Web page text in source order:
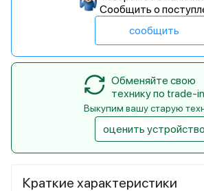
Краткие характеристики
Сообщить о
сообщить
Обменяйте свою
технику по trade-in
Выкупим вашу старую
оценить устройство